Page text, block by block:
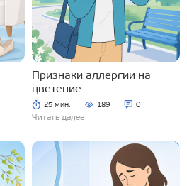
Признаки аллергии на
цветение
25 мин. 189 0
Читать далее